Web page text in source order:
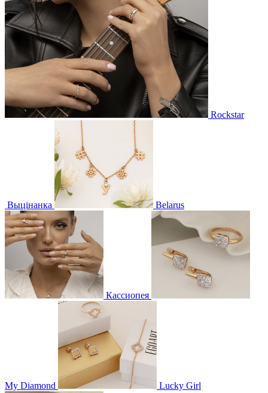
Rockstar
Выцінанка Belarus
Кассиопея
My Diamond Lucky Girl